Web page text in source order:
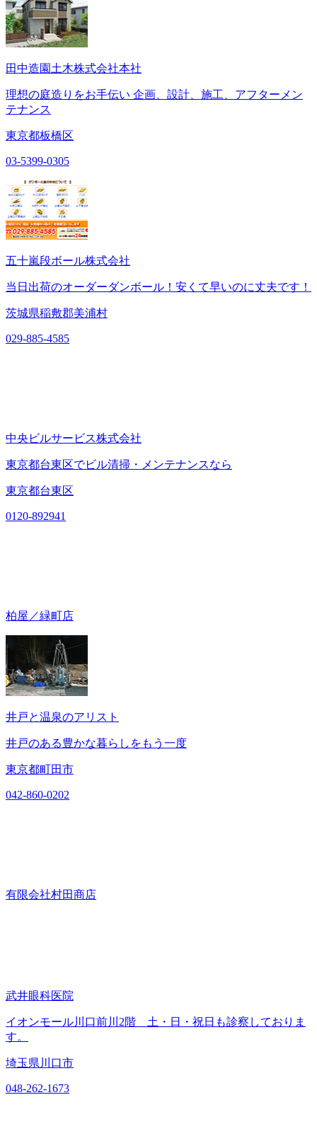
田中造園土木株式会社本社
理想の庭造りをお手伝い 企画、設計、施工、アフターメン
テナンス
東京都板橋区
03-5399-0305
五十嵐段ボール株式会社
当日出荷のオーダーダンボール！安くて早いのに丈夫です！
茨城県稲敷郡美浦村
029-885-4585
中央ビルサービス株式会社
東京都台東区でビル清掃・メンテナンスなら
東京都台東区
0120-892941
柏屋／緑町店
井戸と温泉のアリスト
井戸のある豊かな暮らしをもう一度
東京都町田市
042-860-0202
有限会社村田商店
武井眼科医院
イオンモール川口前川2階 土・日・祝日も診察しておりま
す。
埼玉県川口市
048-262-1673